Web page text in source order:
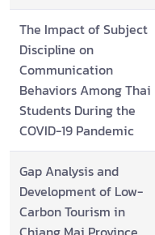
The Impact of Subject
Discipline on
Communication
Behaviors Among Thai
Students During the
COVID-19 Pandemic
Gap Analysis and
Development of Low-
Carbon Tourism in